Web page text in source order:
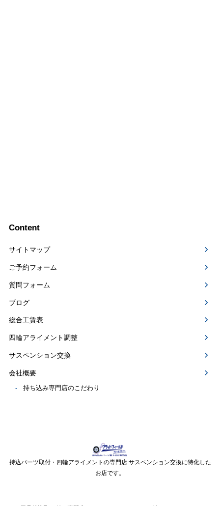
Content
サイトマップ
ご予約フォーム
質問フォーム
ブログ
総合工賃表
四輪アライメント調整
サスペンション交換
会社概要
持ち込み専門店のこだわり
持込パーツ取付・四輪アライメントの専門店 サスペンション交換に特化した
お店です。